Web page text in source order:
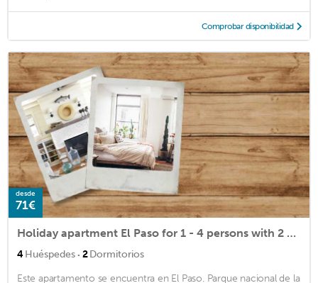
Comprobar disponibilidad
desde
71€
Holiday apartment El Paso for 1 - 4 persons with 2 bedrooms - Holiday apartment
4Huéspedes · 2Dormitorios
Este apartamento se encuentra en El Paso. Parque nacional de la